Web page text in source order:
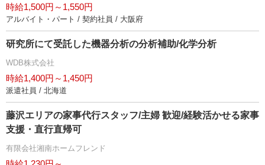
時給1,500円～1,550円
アルバイト・パート / 契約社員 / 大阪府
研究所にて受託した機器分析の分析補助/化学分析
WDB株式会社
時給1,400円～1,450円
派遣社員 / 北海道
藤沢エリアの家事代行スタッフ/主婦 歓迎/経験活かせる家事
支援・直行直帰可
有限会社湘南ホームフレンド